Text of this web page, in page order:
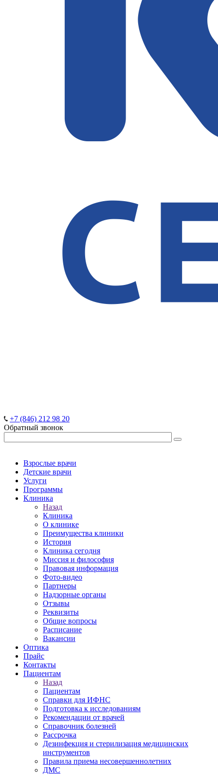
+7 (846) 212 98 20
Обратный звонок
Взрослые врачи
Детские врачи
Услуги
Программы
Клиника
Назад
Клиника
О клинике
Преимущества клиники
История
Клиника сегодня
Миссия и философия
Правовая информация
Фото-видео
Партнеры
Надзорные органы
Отзывы
Реквизиты
Общие вопросы
Расписание
Вакансии
Оптика
Прайс
Контакты
Пациентам
Назад
Пациентам
Справки для ИФНС
Подготовка к исследованиям
Рекомендации от врачей
Справочник болезней
Рассрочка
Дезинфекция и стерилизация медицинских
инструментов
Правила приема несовершеннолетних
ДМС